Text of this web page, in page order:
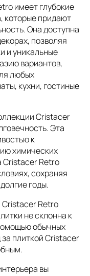
имеет глубокие
которые придают
Она доступна
позволяя
и уникальные
вариантов,
любых
кухни, гостиные
Cristacer
Эта
к
химических
Cristacer Retro
сохраняя
годы.
Cristacer Retro
не склонна к
обычных
плиткой Cristacer
вы